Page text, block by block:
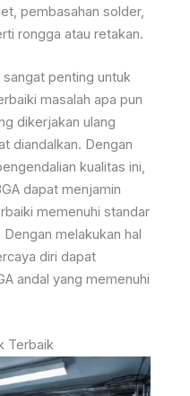
pembasahan solder,
rongga atau retakan.
penting untuk
masalah apa pun
dikerjakan ulang
diandalkan. Dengan
kualitas ini,
dapat menjamin
memenuhi standar
melakukan hal
diri dapat
andal yang memenuhi
Terbaik